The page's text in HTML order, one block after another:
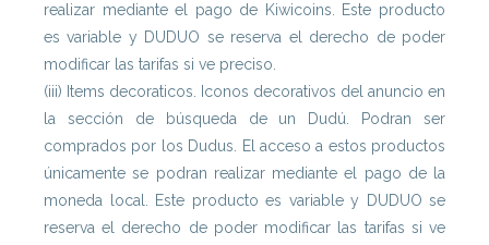
realizar mediante el pago de Kiwicoins. Este producto
es variable y DUDUO se reserva el derecho de poder
modificar las tarifas si ve preciso.
(iii) Items decoraticos. Iconos decorativos del anuncio en
la sección de búsqueda de un Dudú. Podran ser
comprados por los Dudus. El acceso a estos productos
únicamente se podran realizar mediante el pago de la
moneda local. Este producto es variable y DUDUO se
reserva el derecho de poder modificar las tarifas si ve